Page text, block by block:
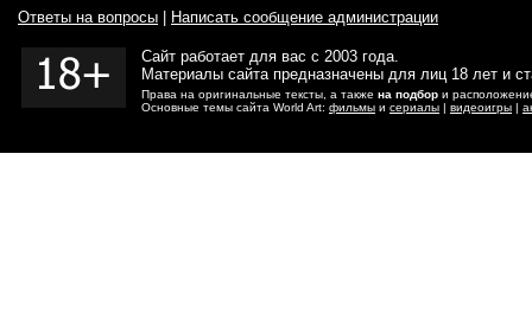
Ответы на вопросы Написать сообщение администрации
Сайт работает для вас с 2003 года.
Материалы сайта предназначены для лиц 18 лет и
Права на оригинальные тексты, а также на подбор и
Основные темы сайта World Art: фильмы и сериалы | видеоигры |